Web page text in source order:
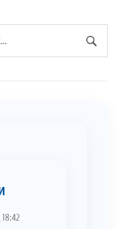
18:42